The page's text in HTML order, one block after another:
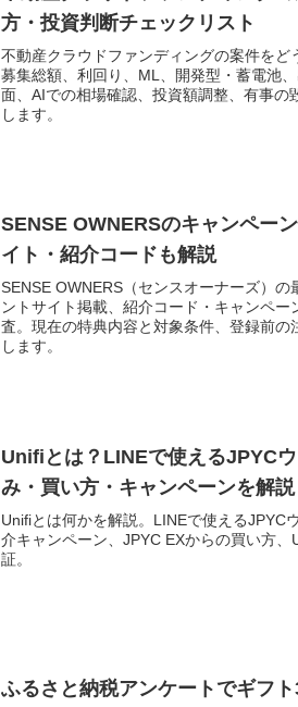
方・投資判断チェックリスト
不動産クラウドファンディングの案件をど
募集総額、利回り、ML、開発型・蓄電池
面、AIでの相場確認、投資額調整、有事の
します。
SENSE OWNERSのキャンペー
イト・紹介コードも解説
SENSE OWNERS（センスオーナーズ）の
ントサイト掲載、紹介コード・キャンペー
査。現在の特典内容と対象条件、登録前の
します。
Unifiとは？LINEで使えるJPYC
み・買い方・キャンペーンを解説
Unifiとは何かを解説。LINEで使えるJPYC
介キャンペーン、JPYC EXからの買い方、
証。
ふるさと納税アンケートでギフ